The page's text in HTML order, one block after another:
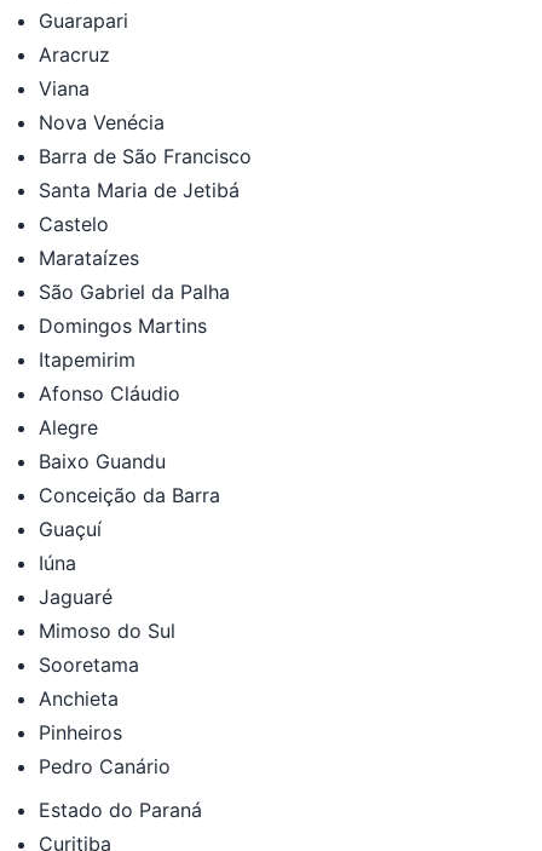
Guarapari
Aracruz
Viana
Nova Venécia
Barra de São Francisco
Santa Maria de Jetibá
Castelo
Marataízes
São Gabriel da Palha
Domingos Martins
Itapemirim
Afonso Cláudio
Alegre
Baixo Guandu
Conceição da Barra
Guaçuí
Iúna
Jaguaré
Mimoso do Sul
Sooretama
Anchieta
Pinheiros
Pedro Canário
Estado do Paraná
Curitiba